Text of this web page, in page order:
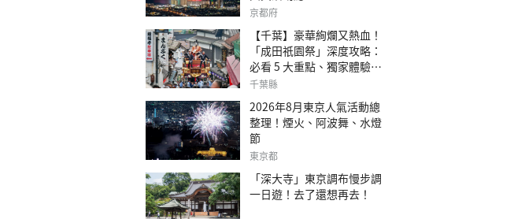
京都府
【千葉】豪華絢爛又熱血！
「成田祇園祭」深度攻略：
必看 5 大重點、獨家體驗指
南
千葉縣
2026年8月東京人氣活動總
整理！煙火、阿波舞、水燈
節
東京都
「深大寺」東京調布慢步調
一日遊！去了還想再去！